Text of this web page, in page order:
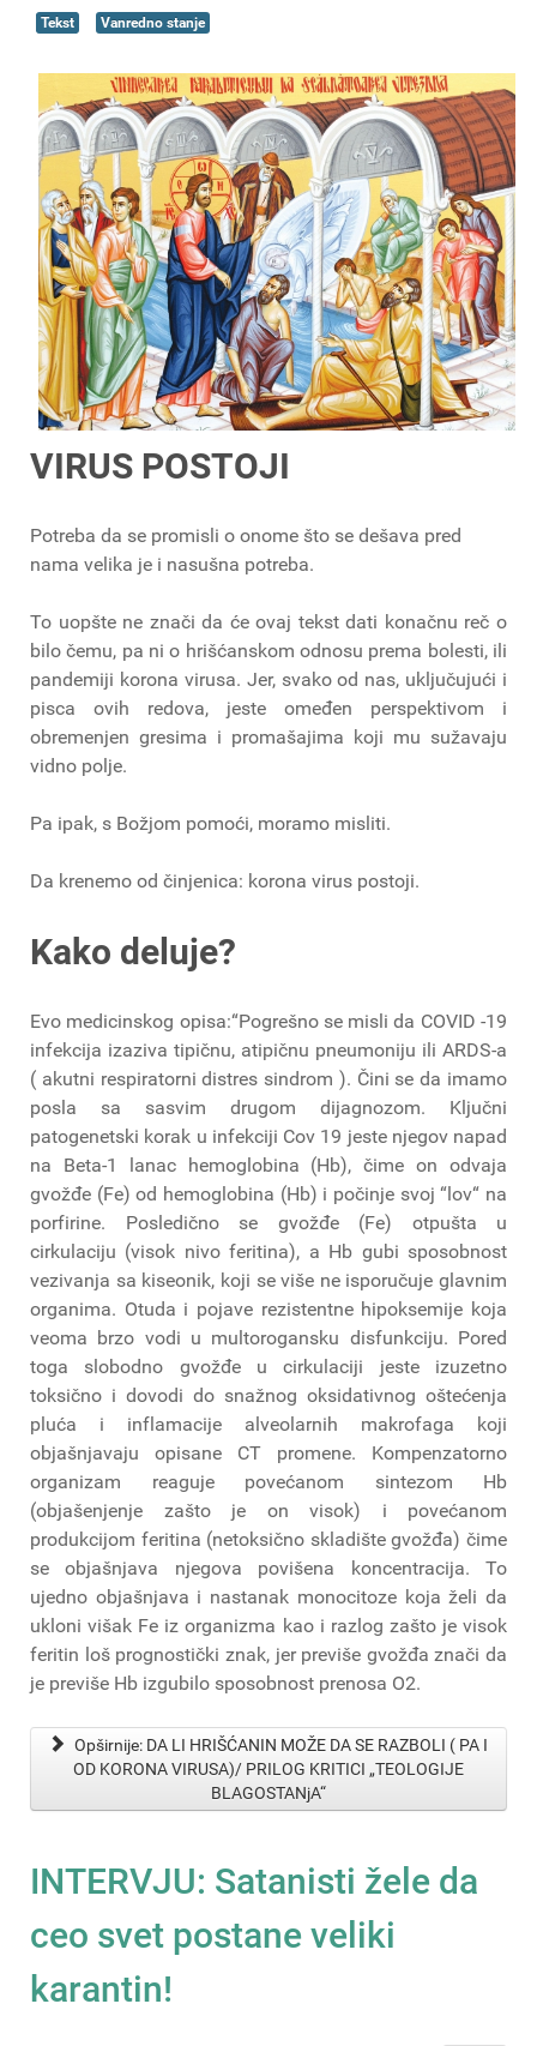
Tekst Vanredno stanje
VIRUS POSTOJI
Potreba da se promisli o onome što se dešava pred
nama velika je i nasušna potreba.
To uopšte ne znači da će ovaj tekst dati konačnu reč o
bilo čemu, pa ni o hrišćanskom odnosu prema bolesti, ili
pandemiji korona virusa. Jer, svako od nas, uključujući i
pisca ovih redova, jeste omeđen perspektivom i
obremenjen gresima i promašajima koji mu sužavaju
vidno polje.
Pa ipak, s Božjom pomoći, moramo misliti.
Da krenemo od činjenica: korona virus postoji.
Kako deluje?
Evo medicinskog opisa:“Pogrešno se misli da COVID -19
infekcija izaziva tipičnu, atipičnu pneumoniju ili ARDS-a
( akutni respiratorni distres sindrom ). Čini se da imamo
posla sa sasvim drugom dijagnozom. Ključni
patogenetski korak u infekciji Cov 19 jeste njegov napad
na Beta-1 lanac hemoglobina (Hb), čime on odvaja
gvožđe (Fe) od hemoglobina (Hb) i počinje svoj “lov“ na
porfirine. Posledično se gvožđe (Fe) otpušta u
cirkulaciju (visok nivo feritina), a Hb gubi sposobnost
vezivanja sa kiseonik, koji se više ne isporučuje glavnim
organima. Otuda i pojave rezistentne hipoksemije koja
veoma brzo vodi u multorogansku disfunkciju. Pored
toga slobodno gvožđe u cirkulaciji jeste izuzetno
toksično i dovodi do snažnog oksidativnog oštećenja
pluća i inflamacije alveolarnih makrofaga koji
objašnjavaju opisane CT promene. Kompenzatorno
organizam reaguje povećanom sintezom Hb
(objašenjenje zašto je on visok) i povećanom
produkcijom feritina (netoksično skladište gvožđa) čime
se objašnjava njegova povišena koncentracija. To
ujedno objašnjava i nastanak monocitoze koja želi da
ukloni višak Fe iz organizma kao i razlog zašto je visok
feritin loš prognostički znak, jer previše gvožđa znači da
je previše Hb izgubilo sposobnost prenosa O2.
Opširnije: DA LI HRIŠĆANIN MOŽE DA SE RAZBOLI ( PA I
OD KORONA VIRUSA)/ PRILOG KRITICI „TEOLOGIJE
BLAGOSTANjA“
INTERVJU: Satanisti žele da
ceo svet postane veliki
karantin!